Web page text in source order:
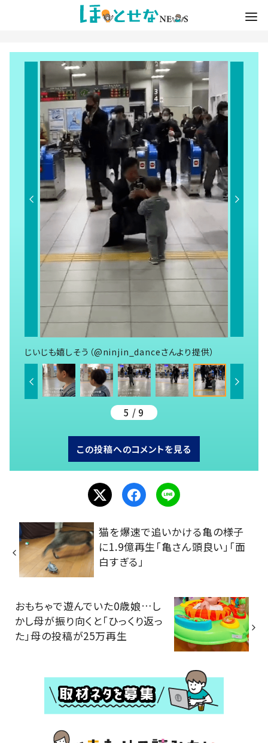
じいじも嬉しそう（@ninjin_danceさんより提供）
5 / 9
この投稿へのコメントを見る
猫を爆速で追いかける亀の様子
に1.9億再生「亀さん頭良い」「面
白すぎる」
おもちゃで遊んでいた0歳娘…し
かし母が振り向くと「ひっくり返っ
た」母の投稿が25万再生